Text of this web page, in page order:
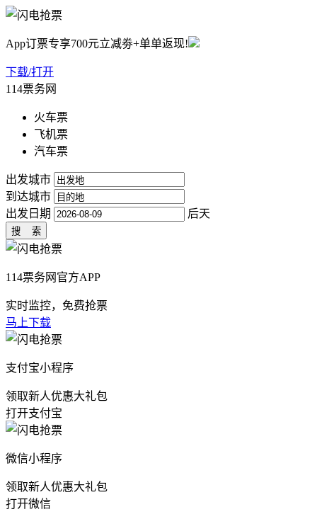
App订票专享700元立减劵+单单返现!
下载/打开
114票务网
火车票
飞机票
汽车票
出发城市
到达城市
出发日期
后天
114票务网官方APP
实时监控，免费抢票
马上下载
支付宝小程序
领取新人优惠大礼包
打开支付宝
微信小程序
领取新人优惠大礼包
打开微信